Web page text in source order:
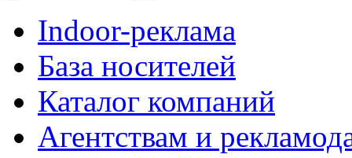
Indoor-реклама
База носителей
Каталог компаний
Агентствам и